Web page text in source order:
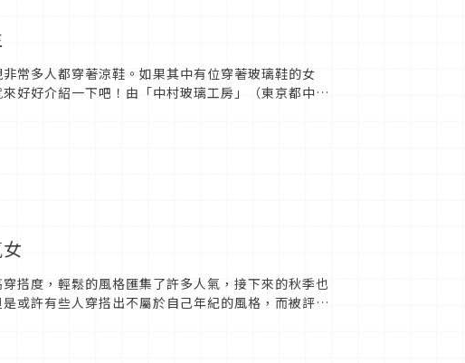
常多人都穿著涼鞋。如果其中有位穿著玻璃鞋的女
好好介紹一下吧！由「中村玻璃工房」（東京都中野
搭度，輕鬆的風格匯集了許多人氣，接下來的秋季也
或許有些人穿搭出不屬於自己年紀的風格，而被評論